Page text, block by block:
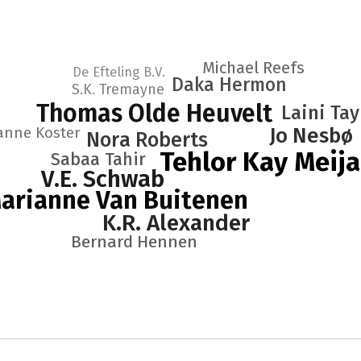
Tehlor Kay Meija
Van Buitenen
Thomas Olde Heuvelt
V.E. Schwab
K.R. Alexander
Jo Nesbø
Nora Roberts
Laini
Daka Hermon
Sabaa Tahir
Bernard Hennen
Michael Reefs
Koster
S.K. Tremayne
De Efteling B.V.